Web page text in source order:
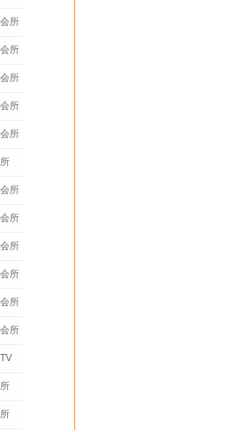
所
所
所
所
所
所
所
所
所
所
所